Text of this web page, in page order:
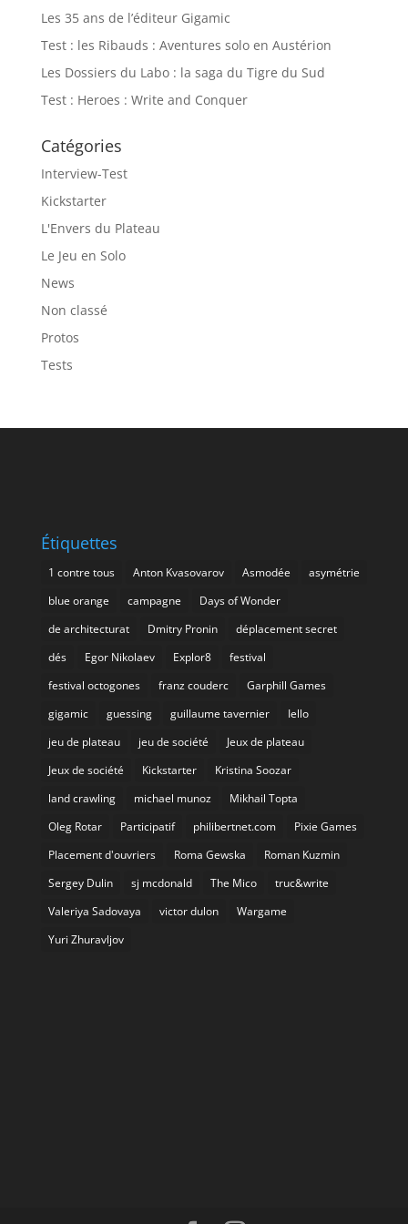
Les 35 ans de l’éditeur Gigamic
Test : les Ribauds : Aventures solo en Austérion
Les Dossiers du Labo : la saga du Tigre du Sud
Test : Heroes : Write and Conquer
Catégories
Interview-Test
Kickstarter
L'Envers du Plateau
Le Jeu en Solo
News
Non classé
Protos
Tests
Étiquettes
1 contre tous Anton Kvasovarov Asmodée
asymétrie
blue orange
campagne
Days of Wonder
de architecturat
Dmitry Pronin
déplacement secret
dés
Egor Nikolaev Explor8
festival
festival octogones
franz couderc
Garphill Games
gigamic
guessing guillaume tavernier
Iello
jeu de plateau
jeu de société
Jeux de plateau
Jeux de société
Kickstarter
Kristina Soozar
land crawling
michael munoz
Mikhail Topta
Oleg Rotar
Participatif philibertnet.com
Pixie Games
Placement d'ouvriers
Roma Gewska
Roman Kuzmin
Sergey Dulin
sj mcdonald The Mico
truc&write
Valeriya Sadovaya
victor dulon
Wargame
Yuri Zhuravljov